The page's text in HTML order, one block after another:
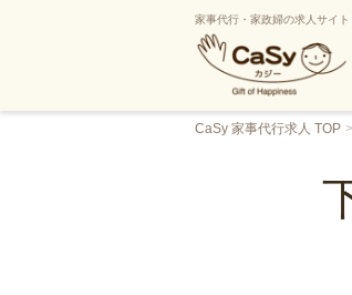
家事代行・家政婦の求人サイト
CaSy 家事代行求人 TOP